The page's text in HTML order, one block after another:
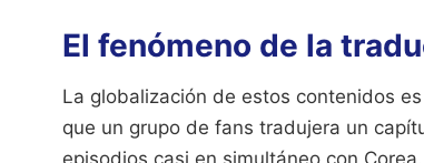
El fenómeno de la
La globalización de estos contenidos
que un grupo de fans tradujera un